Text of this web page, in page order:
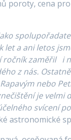
poroty, cena
a ani letos
ročník zaměřil i
z nás.
Rapavým nebo
je
svícení
astronomické